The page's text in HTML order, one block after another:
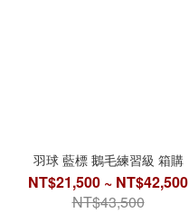
羽球 藍標 鵝毛練習級 箱購
NT$21,500 ~ NT$42,500
NT$43,500